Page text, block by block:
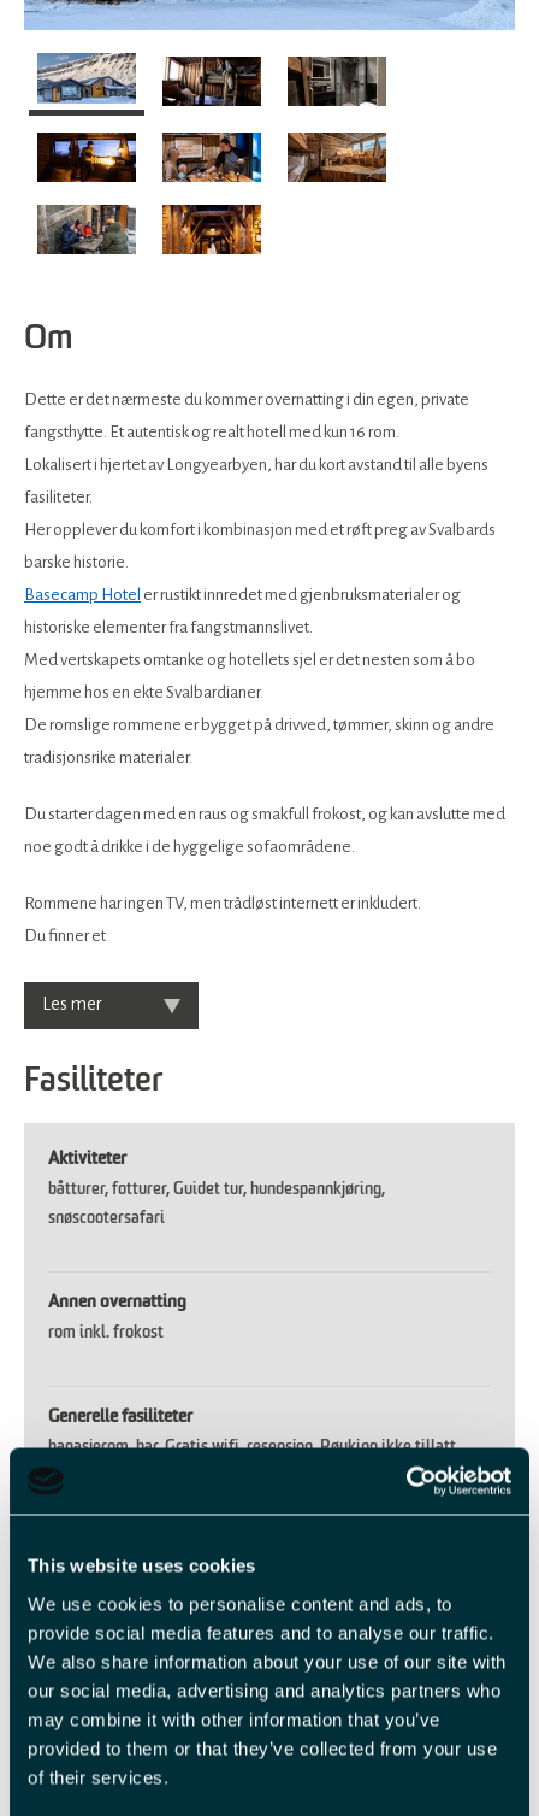
This website uses cookies
We use cookies to personalise content and ads, to
provide social media features and to analyse our traffic.
We also share information about your use of our site with
our social media, advertising and analytics partners who
may combine it with other information that you’ve
provided to them or that they’ve collected from your use
of their services.
Om
Dette er det nærmeste du kommer overnatting i din egen, private
fangsthytte. Et autentisk og realt hotell med kun 16 rom.
Lokalisert i hjertet av Longyearbyen, har du kort avstand til alle byens
fasiliteter.
Her opplever du komfort i kombinasjon med et røft preg av Svalbards
barske historie.
Basecamp Hotel er rustikt innredet med gjenbruksmaterialer og
historiske elementer fra fangstmannslivet.
Med vertskapets omtanke og hotellets sjel er det nesten som å bo
hjemme hos en ekte Svalbardianer.
De romslige rommene er bygget på drivved, tømmer, skinn og andre
tradisjonsrike materialer.
Du starter dagen med en raus og smakfull frokost, og kan avslutte med
noe godt å drikke i de hyggelige sofaområdene.
Rommene har ingen TV, men trådløst internett er inkludert.
Du finner et
Les mer
Fasiliteter
Aktiviteter
båtturer fotturer Guidet tur hundespannkjøring
snøscootersafari
Annen overnatting
rom inkl. frokost
Generelle fasiliteter
bagasjerom bar Gratis wifi resepsjon Røyking ikke tillatt
sjekk inn tid: -
Senest kl.11:00
Aksepterer kredittkort
Mat og drikke
Frokost - Bespisning utover frokost etter avtale med hotellet